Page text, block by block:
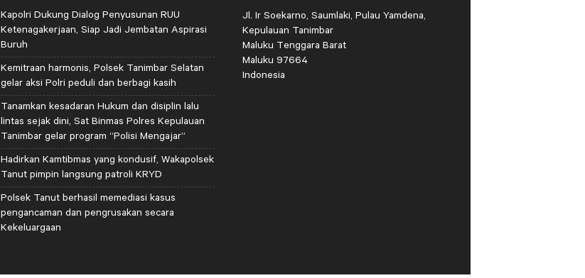
Kapolri Dukung Dialog Penyusunan RUU
Ketenagakerjaan, Siap Jadi Jembatan Aspirasi
Buruh
Kemitraan harmonis, Polsek Tanimbar Selatan
gelar aksi Polri peduli dan berbagi kasih
Tanamkan kesadaran Hukum dan disiplin lalu
lintas sejak dini, Sat Binmas Polres Kepulauan
Tanimbar gelar program “Polisi Mengajar”
Hadirkan Kamtibmas yang kondusif, Wakapolsek
Tanut pimpin langsung patroli KRYD
Polsek Tanut berhasil memediasi kasus
pengancaman dan pengrusakan secara
Kekeluargaan
Jl. Ir Soekarno, Saumlaki, Pulau Yamdena,
Kepulauan Tanimbar
Maluku Tenggara Barat
Maluku 97664
Indonesia